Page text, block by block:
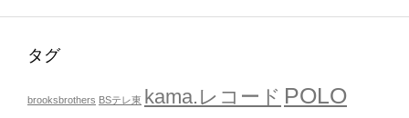
タグ
brooksbrothers BSテレ東 kama.レコード POLO